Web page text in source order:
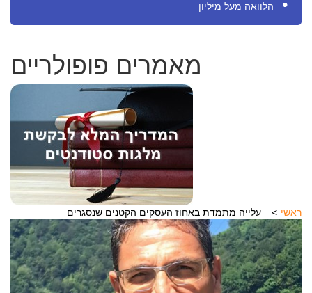
הלוואה מעל מיליון
מאמרים פופולריים
ראשי עלייה מתמדת באחוז העסקים הקטנים שנסגרים